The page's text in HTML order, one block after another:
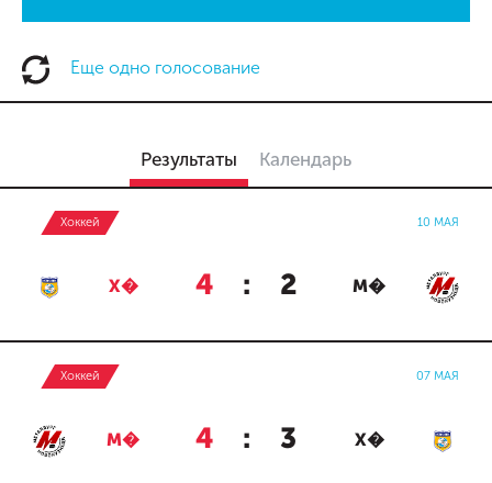
Еще одно голосование
Результаты Календарь
Хоккей 10 МАЯ
Х� 4 : 2 М�
Хоккей 07 МАЯ
М� 4 : 3 Х�